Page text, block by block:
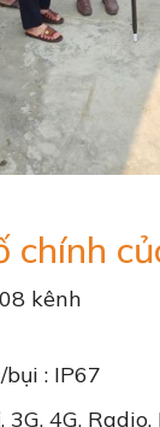
chính
kênh
: IP67
4G, Radio,